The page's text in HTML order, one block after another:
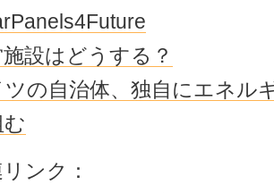
設はどうする？
ツの自治体、独自にエネル
む
ンク：